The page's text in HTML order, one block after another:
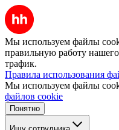
Мы используем файлы
правильную работу нашего
трафик.
Правила использования
Мы используем файлы
файлов cookie
Понятно